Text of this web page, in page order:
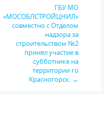
ГБУ МО
«МОСОБЛСТРОЙЦНИЛ»
совместно с Отделом
надзора за
строительством №2
принял участие в
субботнике на
территории го
Красногорск. →